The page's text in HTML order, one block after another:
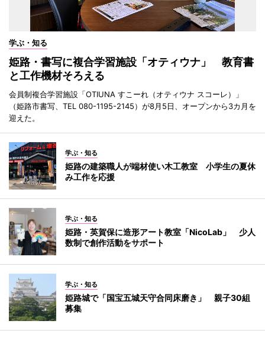
学ぶ・知る
姫路・書写に複合学習施設「オティウナ」 教育書
と工作機材そろえる
会員制複合学習施設「OTIUNA すこーれ（オティウナ スコーレ）」
（姫路市書写、TEL 080-1195-2145）が8月5日、オープンから3カ月を
迎えた。
学ぶ・知る
姫路の建築職人が端材使い木工教室 小学生の夏休
み工作を応援
学ぶ・知る
姫路・英賀保に造形アート教室「NicoLab」 少人
数制で創作活動をサポート
学ぶ・知る
姫路城で「国宝五城天守合同床磨き」 親子30組
募集